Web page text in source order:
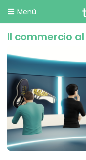
Menù
Il commercio